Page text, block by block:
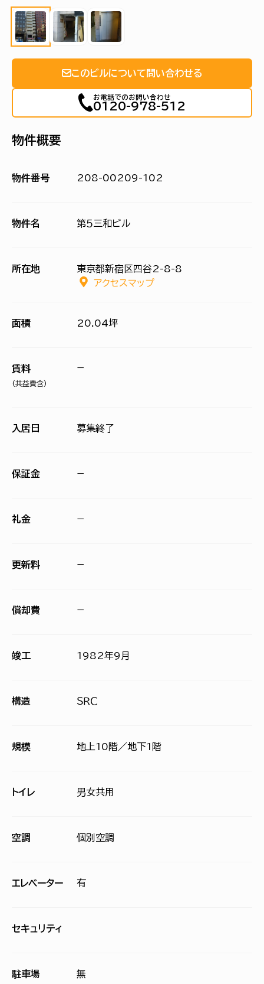
このビルについて問い合わせる
お電話でのお問い合わせ
0120-978-512
物件概要
物件番号 208-00209-102
物件名 第５三和ビル
所在地
東京都新宿区四谷2-8-8
アクセスマップ
面積 20.04坪
賃料
(共益費含)
−
入居日 募集終了
保証金 −
礼金 −
更新料 −
償却費 −
竣工 1982年9月
構造 ＳＲＣ
規模 地上10階／地下1階
トイレ 男女共用
空調 個別空調
エレベーター 有
セキュリティ
駐車場 無